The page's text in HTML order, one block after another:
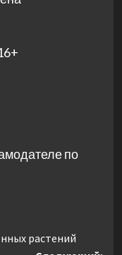
по
растений